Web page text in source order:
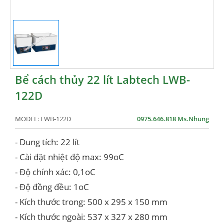
Bể cách thủy 22 lít Labtech LWB-
122D
MODEL: LWB-122D 0975.646.818 Ms.Nhung
- Dung tích: 22 lít
- Cài đặt nhiệt độ max: 99oC
- Độ chính xác: 0,1oC
- Độ đồng đều: 1oC
- Kích thước trong: 500 x 295 x 150 mm
- Kích thước ngoài: 537 x 327 x 280 mm